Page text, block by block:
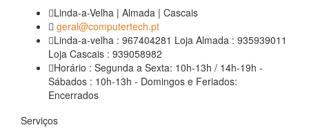
Linda-a-Velha | Almada | Cascais
geral@computertech.pt
Linda-a-velha : 967404281 Loja Almada : 935939011
Loja Cascais : 939058982
Horário : Segunda a Sexta: 10h-13h / 14h-19h -
Sábados : 10h-13h - Domingos e Feriados:
Encerrados
Serviços